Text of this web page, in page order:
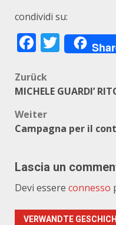
condividi su:
Zurück
MICHELE GUARDI’
Weiter
Campagna per il
Lascia un
Devi essere connesso
VERWANDTE